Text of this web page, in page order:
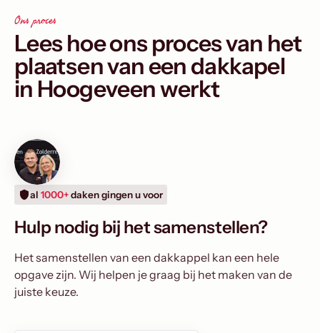
Ons proces
Lees hoe ons proces van het
plaatsen van een dakkapel
in Hoogeveen werkt
al 1000+daken gingen u voor
Hulp nodig bij het samenstellen?
Het samenstellen van een dakkappel kan een hele
opgave zijn. Wij helpen je graag bij het maken van de
juiste keuze.